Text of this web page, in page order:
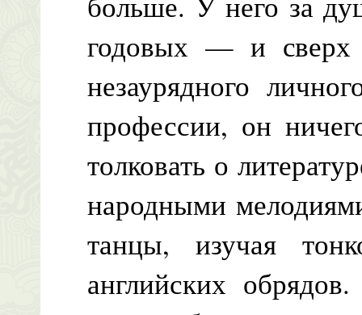
годовых — и сверх
незаурядного
профессии, он
толковать о
народными
танцы, изучая
английских